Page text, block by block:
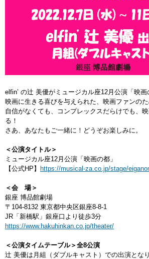
elfin’ の辻 美優がミュージカル座12月公演「映画
映画に生きる喜びを与えられた、映画ファンの
自信がなくても、コンプレックスだらけでも、
る！
さあ、あなたもご一緒に！どうぞお楽しみに。
＜公演タイトル＞
ミュージカル座12月公演「映画の都」
【公式HP】
https://musical-za.co.jp/stage/
＜会 場＞
銀座 博品館劇場
〒104-8132 東京都中央区銀座8-8-1
JR「新橋駅」銀座口より徒歩3分
https://www.hakuhinkan.co.jp/theater/
＜公演タイムテーブル＞全8公演
辻 美優は月組（ダブルキャスト）での出演となり